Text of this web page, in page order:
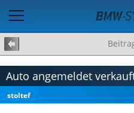
Auto angemeldet
stoltef